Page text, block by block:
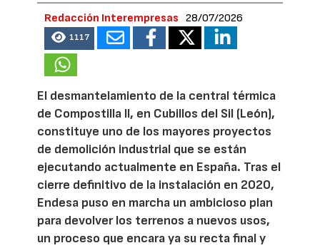
Redacción Interempresas 28/07/2026
1117
El desmantelamiento de la central térmica
de Compostilla II, en Cubillos del Sil (León),
constituye uno de los mayores proyectos
de demolición industrial que se están
ejecutando actualmente en España. Tras el
cierre definitivo de la instalación en 2020,
Endesa puso en marcha un ambicioso plan
para devolver los terrenos a nuevos usos,
un proceso que encara ya su recta final y